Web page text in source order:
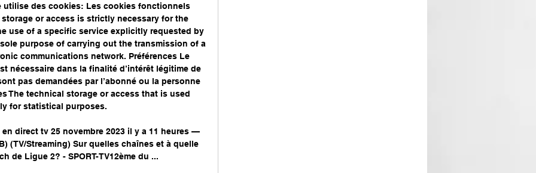
utilise des cookies: Les cookies fonctionnels
or access is strictly necessary for the
use of a specific service explicitly requested by
purpose of carrying out the transmission of a
communications network. Préférences Le
nécessaire dans la finalité d’intérêt légitime de
pas demandées par l’abonné ou la personne
The technical storage or access that is used
for statistical purposes.
direct tv 25 novembre 2023 il y a 11 heures —
(TV/Streaming) Sur quelles chaînes et à quelle
de Ligue 2? - SPORT-TV12ème du ...